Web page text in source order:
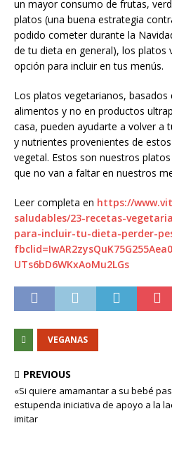
un mayor consumo de frutas,
platos (una buena estrategia
podido cometer durante la
de tu dieta en general), los platos
opción para incluir en tus menús.
Los platos vegetarianos,
alimentos y no en productos
casa, pueden ayudarte a volver a
y nutrientes provenientes de
vegetal. Estos son nuestros
que no van a faltar en nuestros
Leer completa en https://
saludables/23-recetas-
para-incluir-tu-dieta-perder-
UTs6bD6WKxAoMu2LGs
VEGANAS
PREVIOUS
«Si quiere amamantar a su bebé
estupenda iniciativa de apoyo a la
imitar